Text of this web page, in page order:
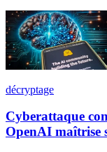
décryptage
Cyberattaque
OpenAI maîtrise